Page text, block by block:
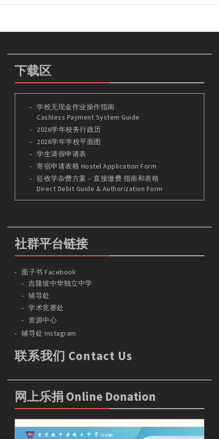
下载区
学校无现金作业操作指南
Cashless Payment System Guide
2026学年校务行政历
2026学年学校平面图
学生请假申请表
寄宿申请表格 Hostel Application Form
征收学杂费方案 – 直接缴费 指南和表格
Direct Debit Guide & Authorization Form
社群平台链接
面子书 Facebook
吉隆坡中华独立中学
辅导处
学术竞赛处
资源中心
辅导处 Instagram
联系我们 Contact Us
网上乐捐 Online Donation